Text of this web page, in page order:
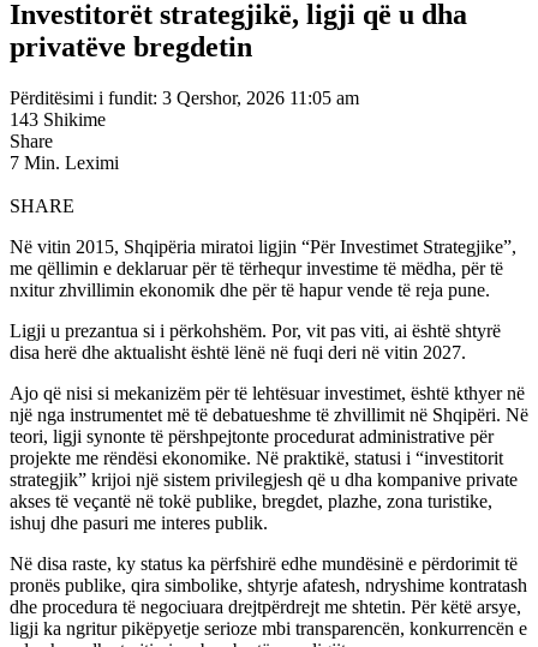
Investitorët strategjikë, ligji që u dha
privatëve bregdetin
Përditësimi i fundit: 3 Qershor, 2026 11:05 am
143 Shikime
Share
7 Min. Leximi
SHARE
Në vitin 2015, Shqipëria miratoi ligjin “Për Investimet Strategjike”,
me qëllimin e deklaruar për të tërhequr investime të mëdha, për të
nxitur zhvillimin ekonomik dhe për të hapur vende të reja pune.
Ligji u prezantua si i përkohshëm. Por, vit pas viti, ai është shtyrë
disa herë dhe aktualisht është lënë në fuqi deri në vitin 2027.
Ajo që nisi si mekanizëm për të lehtësuar investimet, është kthyer në
një nga instrumentet më të debatueshme të zhvillimit në Shqipëri. Në
teori, ligji synonte të përshpejtonte procedurat administrative për
projekte me rëndësi ekonomike. Në praktikë, statusi i “investitorit
strategjik” krijoi një sistem privilegjesh që u dha kompanive private
akses të veçantë në tokë publike, bregdet, plazhe, zona turistike,
ishuj dhe pasuri me interes publik.
Në disa raste, ky status ka përfshirë edhe mundësinë e përdorimit të
pronës publike, qira simbolike, shtyrje afatesh, ndryshime kontratash
dhe procedura të negociuara drejtpërdrejt me shtetin. Për këtë arsye,
ligji ka ngritur pikëpyetje serioze mbi transparencën, konkurrencën e